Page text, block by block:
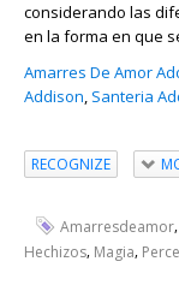
considerando las
en la forma en que
Amarres De Amor
Addison, Santeria
RECOGNIZE
Amarresdeamor,
Hechizos, Magia,